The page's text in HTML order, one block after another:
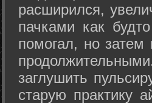
расширился,
пачками как
помогал, но затем
заглушить
старую практику